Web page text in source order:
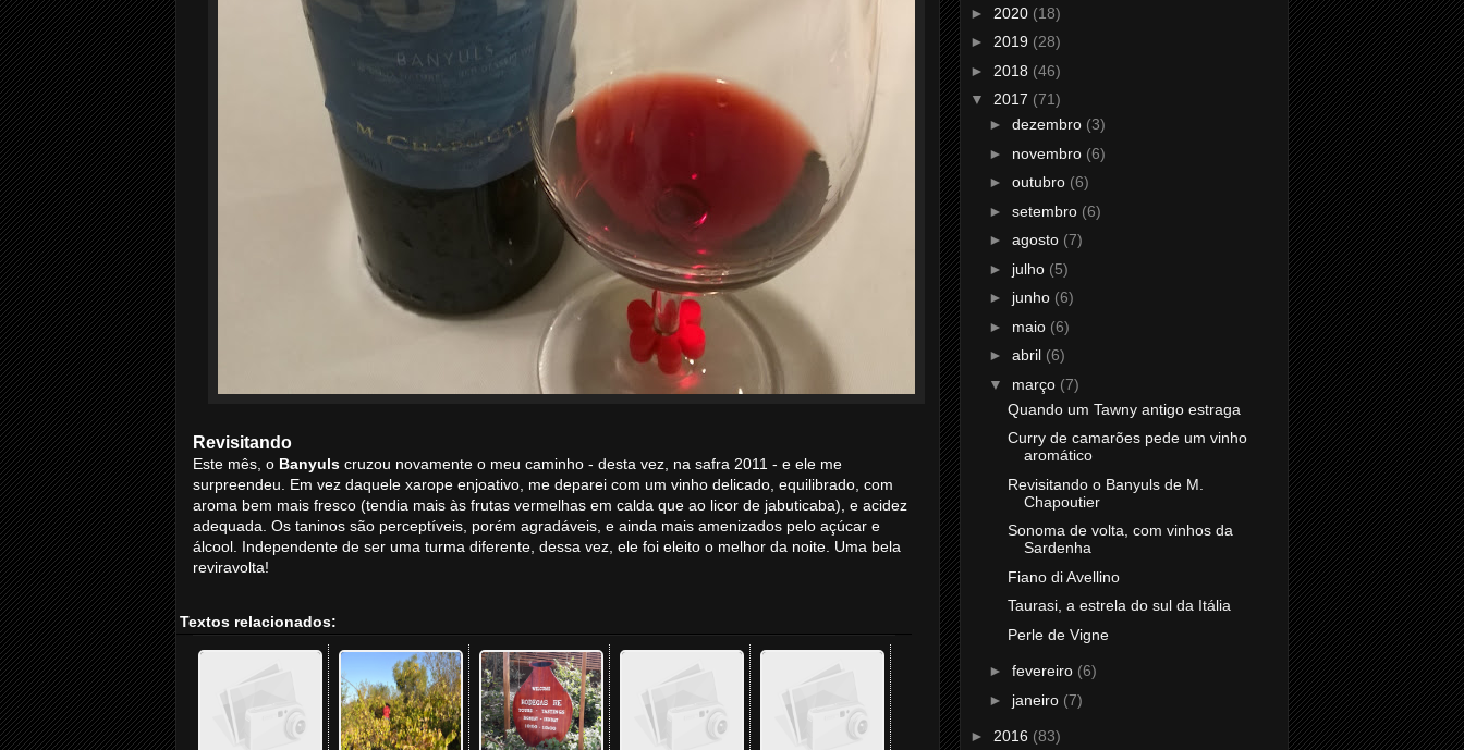
Revisitando
Este mês, o Banyuls cruzou novamente o meu caminho - desta vez, na safra 2011 - e ele me
surpreendeu. Em vez daquele xarope enjoativo, me deparei com um vinho delicado, equilibrado, com
aroma bem mais fresco (tendia mais às frutas vermelhas em calda que ao licor de jabuticaba), e acidez
adequada. Os taninos são perceptíveis, porém agradáveis, e ainda mais amenizados pelo açúcar e
álcool. Independente de ser uma turma diferente, dessa vez, ele foi eleito o melhor da noite. Uma bela
reviravolta!
Textos relacionados:
► 2020 (18)
► 2019 (28)
► 2018 (46)
▼ 2017 (71)
► dezembro (3)
► novembro (6)
► outubro (6)
► setembro (6)
► agosto (7)
► julho (5)
► junho (6)
► maio (6)
► abril (6)
▼ março (7)
Quando um Tawny antigo estraga
Curry de camarões pede um vinho
aromático
Revisitando o Banyuls de M.
Chapoutier
Sonoma de volta, com vinhos da
Sardenha
Fiano di Avellino
Taurasi, a estrela do sul da Itália
Perle de Vigne
► fevereiro (6)
► janeiro (7)
► 2016 (83)